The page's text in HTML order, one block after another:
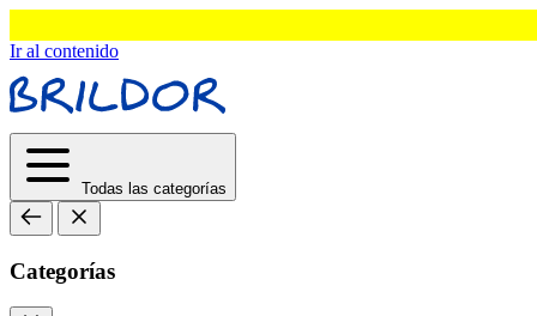
Ir al contenido
Todas las categorías
Categorías